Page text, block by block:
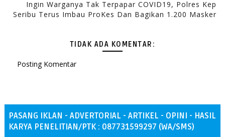
Ingin Warganya Tak Terpapar COVID19, Polres Kep
Seribu Terus Imbau ProKes Dan Bagikan 1.200 Masker
TIDAK ADA KOMENTAR:
Posting Komentar
PASANG IKLAN - ADVERTORIAL - ARTIKEL - OPINI - HASIL
KARYA PENELITIAN/PTK : 087731599297 (WA/SMS)